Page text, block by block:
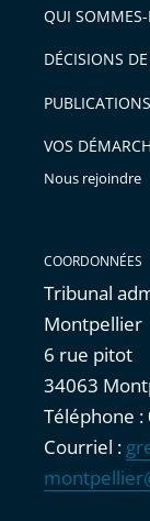
arriver
après
l'article
pour
avant
QUI
DÉCISIONS DE
PUBLICATIONS
VOS
Nous rejoindre
COORDONNÉES
Tribunal
Montpellier
6 rue pitot
34063
Téléphone :
Courriel :